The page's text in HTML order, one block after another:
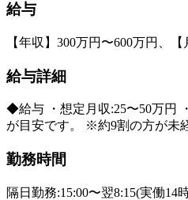
給与
【年収】300万円〜600万円、
給与詳細
◆給与 ・想定月収:25〜50万円
が目安です。 ※約9割の方が未
勤務時間
隔日勤務:15:00〜翌8:15(実働14